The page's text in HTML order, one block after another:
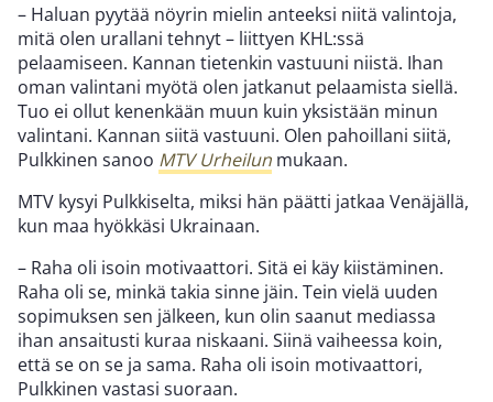
– Haluan pyytää nöyrin mielin anteeksi niitä valintoja,
mitä olen urallani tehnyt – liittyen KHL:ssä
pelaamiseen. Kannan tietenkin vastuuni niistä. Ihan
oman valintani myötä olen jatkanut pelaamista siellä.
Tuo ei ollut kenenkään muun kuin yksistään minun
valintani. Kannan siitä vastuuni. Olen pahoillani siitä,
Pulkkinen sanoo MTV Urheilun mukaan.
MTV kysyi Pulkkiselta, miksi hän päätti jatkaa Venäjällä,
kun maa hyökkäsi Ukrainaan.
– Raha oli isoin motivaattori. Sitä ei käy kiistäminen.
Raha oli se, minkä takia sinne jäin. Tein vielä uuden
sopimuksen sen jälkeen, kun olin saanut mediassa
ihan ansaitusti kuraa niskaani. Siinä vaiheessa koin,
että se on se ja sama. Raha oli isoin motivaattori,
Pulkkinen vastasi suoraan.